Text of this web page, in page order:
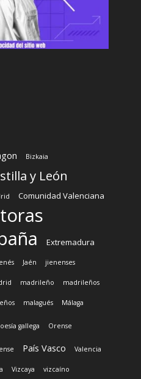
Bizkaia
y León
Comunidad Valenciana
Extremadura
Jaén jienenses
madrileño madrileños
malagués Málaga
gallega Orense
País Vasco Valencia
Vizcaya vizcaíno